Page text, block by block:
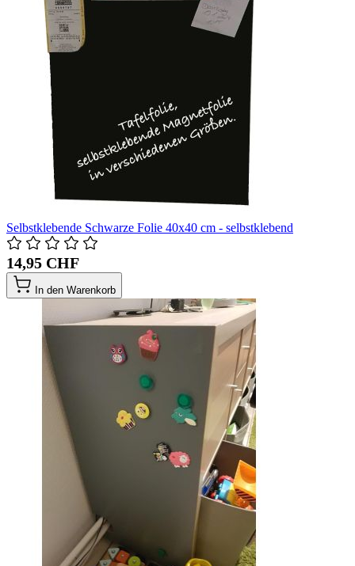
Selbstklebende Schwarze Folie 40x40 cm - selbstklebend
14,95 CHF
In den Warenkorb